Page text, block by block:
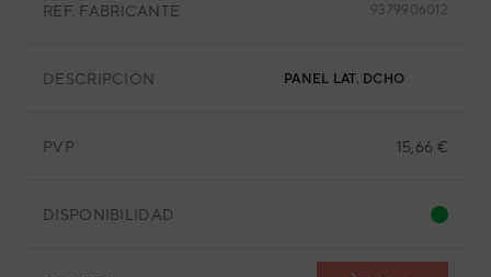
REF. FABRICANTE 9379906012
DESCRIPCIÓN PANEL LAT. DCHO
PVP 15,66 €
DISPONIBILIDAD